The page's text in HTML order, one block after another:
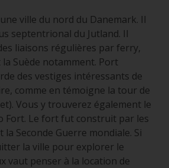
ville du nord du Danemark. Il
septentrional du Jutland. Il
liaisons régulières par ferry,
Suède notamment. Port
des vestiges intéressants de
comme en témoigne la tour de
Vous y trouverez également le
Fort. Le fort fut construit par les
Seconde Guerre mondiale. Si
la ville pour explorer le
vaut penser à la location de